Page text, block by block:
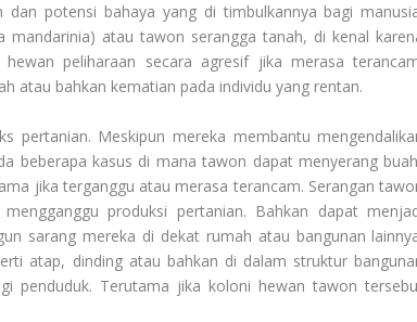
potensi bahaya yang di timbulkannya bagi
atau tawon serangga tanah, di kenal
peliharaan secara agresif jika merasa
atau bahkan kematian pada individu yang rentan.
Meskipun mereka membantu
beberapa kasus di mana tawon dapat menyerang
jika terganggu atau merasa terancam. Serangan
produksi pertanian. Bahkan dapat
sarang mereka di dekat rumah atau bangunan
atap, dinding atau bahkan di dalam struktur
penduduk. Terutama jika koloni hewan tawon